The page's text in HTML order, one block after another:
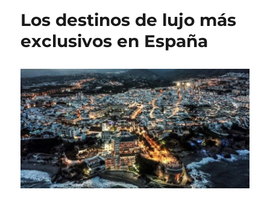
capitales
de
Italia
Los destinos de lujo más
exclusivos en España